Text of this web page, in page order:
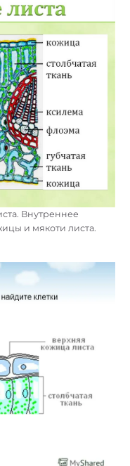
Внутреннее
и мякоти листа.